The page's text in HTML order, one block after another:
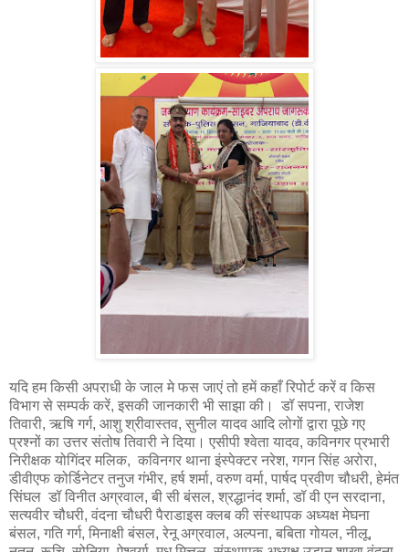
यदि हम किसी अपराधी के जाल मे फस जाएं तो हमें कहाँ रिपोर्ट करें व किस
विभाग से सम्पर्क करें, इसकी जानकारी भी साझा की। डॉ सपना, राजेश
तिवारी, ऋषि गर्ग, आशु श्रीवास्तव, सुनील यादव आदि लोगों द्वारा पूछे गए
प्रश्नों का उत्तर संतोष तिवारी ने दिया। एसीपी श्वेता यादव, कविनगर प्रभारी
निरीक्षक योगिंदर मलिक, कविनगर थाना इंस्पेक्टर नरेश, गगन सिंह अरोरा,
डीवीएफ कोर्डिनेटर तनुज गंभीर, हर्ष शर्मा, वरुण वर्मा, पार्षद प्रवीण चौधरी, हेमंत
सिंघल डॉ विनीत अग्रवाल, बी सी बंसल, श्रद्धानंद शर्मा, डॉ वी एन सरदाना,
सत्यवीर चौधरी, वंदना चौधरी पैराडाइस क्लब की संस्थापक अध्यक्ष मेघना
बंसल, गति गर्ग, मिनाक्षी बंसल, रेनू अग्रवाल, अल्पना, बबिता गोयल, नीलू,